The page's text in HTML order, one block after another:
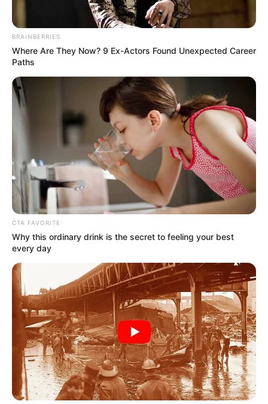
BRAINBERRIES
Where Are They Now? 9 Ex-Actors Found Unexpected Career
Paths
CTA FAVORITE
Why this ordinary drink is the secret to feeling your best
every day